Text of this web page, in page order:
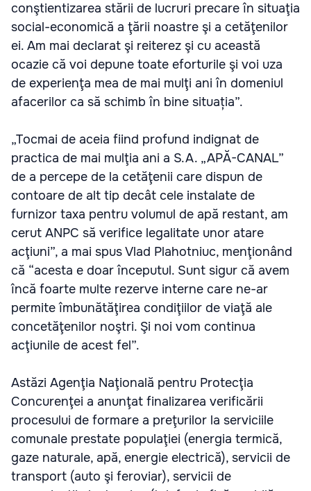
conştientizarea stării de lucruri precare în situaţia
social-economică a ţării noastre şi a cetăţenilor
ei. Am mai declarat şi reiterez şi cu această
ocazie că voi depune toate eforturile şi voi uza
de experienţa mea de mai mulţi ani în domeniul
afacerilor ca să schimb în bine situația”.
„Tocmai de aceia fiind profund indignat de
practica de mai mulţia ani a S.A. „APĂ-CANAL”
de a percepe de la cetăţenii care dispun de
contoare de alt tip decât cele instalate de
furnizor taxa pentru volumul de apă restant, am
cerut ANPC să verifice legalitate unor atare
acţiuni”, a mai spus Vlad Plahotniuc, menţionând
că “acesta e doar începutul. Sunt sigur că avem
încă foarte multe rezerve interne care ne-ar
permite îmbunătăţirea condiţiilor de viaţă ale
concetăţenilor noştri. Şi noi vom continua
acţiunile de acest fel”.
Astăzi Agenţia Naţională pentru Protecţia
Concurenţei a anunţat finalizarea verificării
procesului de formare a preţurilor la serviciile
comunale prestate populaţiei (energia termică,
gaze naturale, apă, energie electrică), servicii de
transport (auto şi feroviar), servicii de